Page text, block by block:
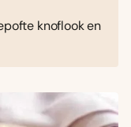
knoflook en